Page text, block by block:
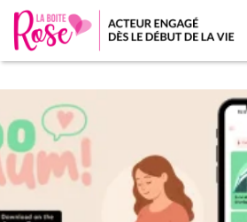
au
contenu
principal